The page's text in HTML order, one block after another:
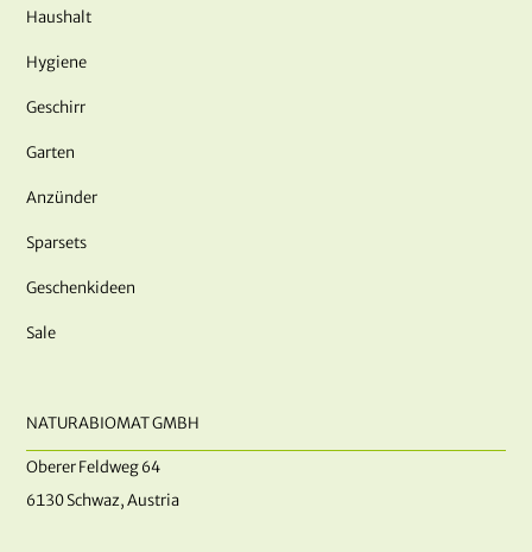
Haushalt
Hygiene
Geschirr
Garten
Anzünder
Sparsets
Geschenkideen
Sale
NATURABIOMAT GMBH
Oberer Feldweg 64
6130 Schwaz, Austria